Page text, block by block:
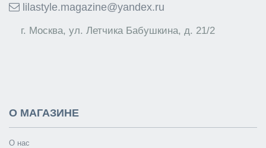
lilastyle.magazine@yandex.ru
г. Москва, ул. Летчика Бабушкина, д. 21/2
О МАГАЗИНЕ
О нас